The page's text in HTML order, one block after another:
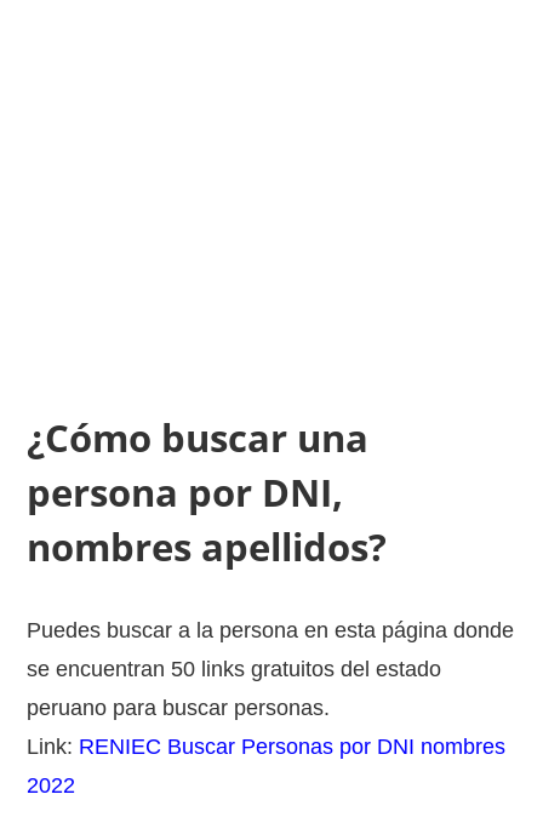
¿Cómo buscar una
persona por DNI,
nombres apellidos?
Puedes buscar a la persona en esta página donde
se encuentran 50 links gratuitos del estado
peruano para buscar personas.
Link: RENIEC Buscar Personas por DNI nombres
2022